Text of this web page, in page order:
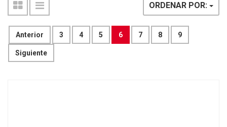
Anterior 3 4 5 6 7 8 9
Siguiente
ORDENAR POR: